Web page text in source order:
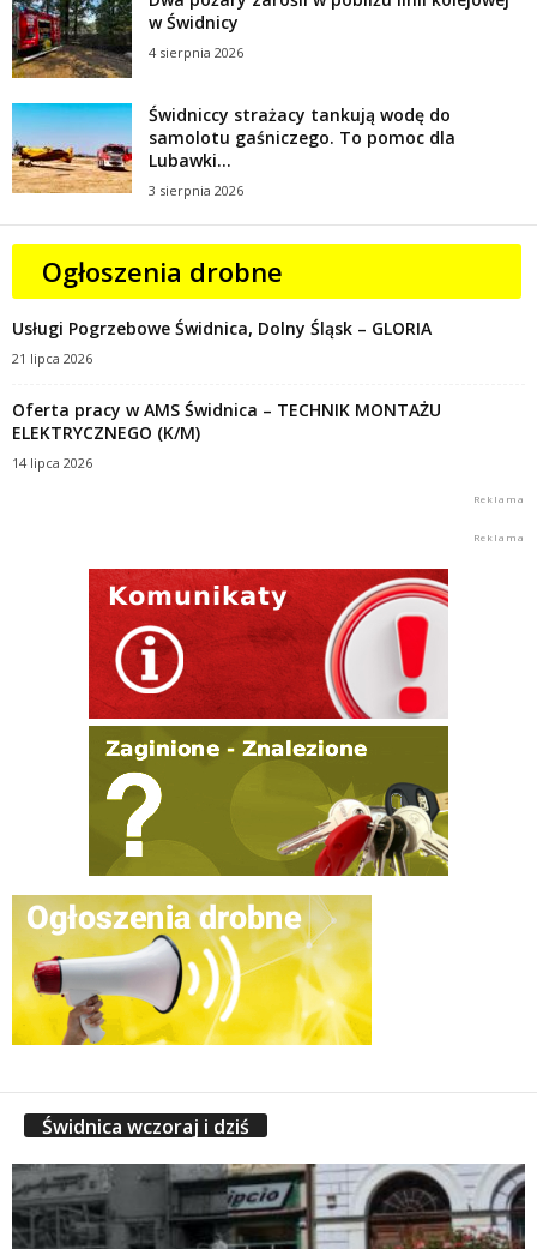
w Świdnicy
4 sierpnia 2026
Świdniccy strażacy tankują wodę do
samolotu gaśniczego. To pomoc dla
Lubawki...
3 sierpnia 2026
Ogłoszenia drobne
Usługi Pogrzebowe Świdnica, Dolny Śląsk – GLORIA
21 lipca 2026
Oferta pracy w AMS Świdnica – TECHNIK MONTAŻU
ELEKTRYCZNEGO (K/M)
14 lipca 2026
Świdnica wczoraj i dziś